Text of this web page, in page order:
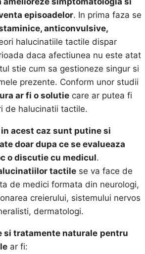
episoadelor. In prima faza se
anticonvulsive,
halucinatiile tactile dispar
daca afectiunea nu este atat
stie cum sa gestioneze singur si
prezente. Conform unor studii
ar fi o solutiecare ar putea fi
de halucinatii tactile.
acest caz sunt putine si
doar dupa ce se evalueaza
o discutie cu medicul.
tactilese va face de
de medici formata din neurologi,
creierului, sistemului nervos
dermatologi.
si tratamente naturale pentru
ar fi: